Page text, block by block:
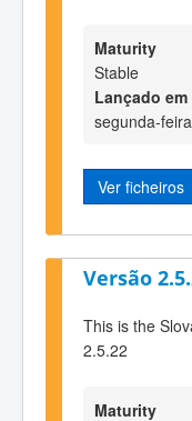
Maturity
Stable
Lançado em
segunda-
Ver ficheiros
Versão
This is the
2.5.22
Maturity